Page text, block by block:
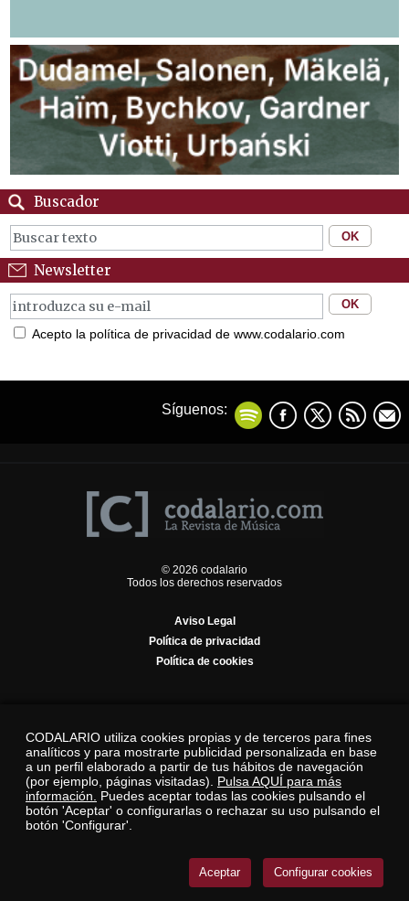
Buscador
Newsletter
Acepto la política de privacidad de www.codalario.com
Síguenos:
© 2026 codalario
Todos los derechos reservados
Aviso Legal
Política de privacidad
Política de cookies
CODALARIO utiliza cookies propias y de terceros para fines
analíticos y para mostrarte publicidad personalizada en base
a un perfil elaborado a partir de tus hábitos de navegación
(por ejemplo, páginas visitadas). Pulsa AQUÍ para más
información.
Puedes aceptar todas las cookies pulsando el
botón 'Aceptar' o configurarlas o rechazar su uso pulsando el
botón 'Configurar'.
Aceptar Configurar cookies